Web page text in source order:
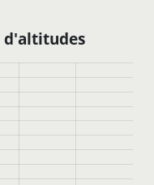
d'altitudes